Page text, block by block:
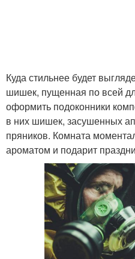
Куда стильнее будет
шишек, пущенная по всей
оформить подоконники
в них шишек, засушенных
пряников. Комната
ароматом и подарит